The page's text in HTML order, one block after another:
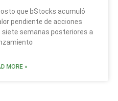
que bStocks acumuló
pendiente de acciones
semanas posteriores a
MORE »